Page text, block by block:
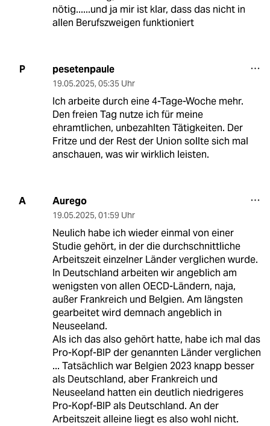
nötig......und ja mir ist klar, dass das nicht in
allen Berufszweigen funktioniert
P pesetenpaule
19.05.2025, 05:35 Uhr
Ich arbeite durch eine 4-Tage-Woche mehr.
Den freien Tag nutze ich für meine
ehramtlichen, unbezahlten Tätigkeiten. Der
Fritze und der Rest der Union sollte sich mal
anschauen, was wir wirklich leisten.
A Aurego
19.05.2025, 01:59 Uhr
Neulich habe ich wieder einmal von einer
Studie gehört, in der die durchschnittliche
Arbeitszeit einzelner Länder verglichen wurde.
In Deutschland arbeiten wir angeblich am
wenigsten von allen OECD-Ländern, naja,
außer Frankreich und Belgien. Am längsten
gearbeitet wird demnach angeblich in
Neuseeland.
Als ich das also gehört hatte, habe ich mal das
Pro-Kopf-BIP der genannten Länder verglichen
... Tatsächlich war Belgien 2023 knapp besser
als Deutschland, aber Frankreich und
Neuseeland hatten ein deutlich niedrigeres
Pro-Kopf-BIP als Deutschland. An der
Arbeitszeit alleine liegt es also wohl nicht.